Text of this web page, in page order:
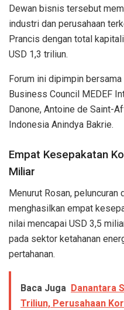
Dewan bisnis tersebut
industri dan perusahaan
Prancis dengan total
USD 1,3 triliun.
Forum ini dipimpin
Business Council MEDEF
Danone, Antoine de Saint-
Indonesia Anindya Bakrie.
Empat Kesepakatan
Miliar
Menurut Rosan,
menghasilkan empat
nilai mencapai USD 3,5
pada sektor ketahanan
pertahanan.
Baca Juga Danantara
Triliun, Perusahaan